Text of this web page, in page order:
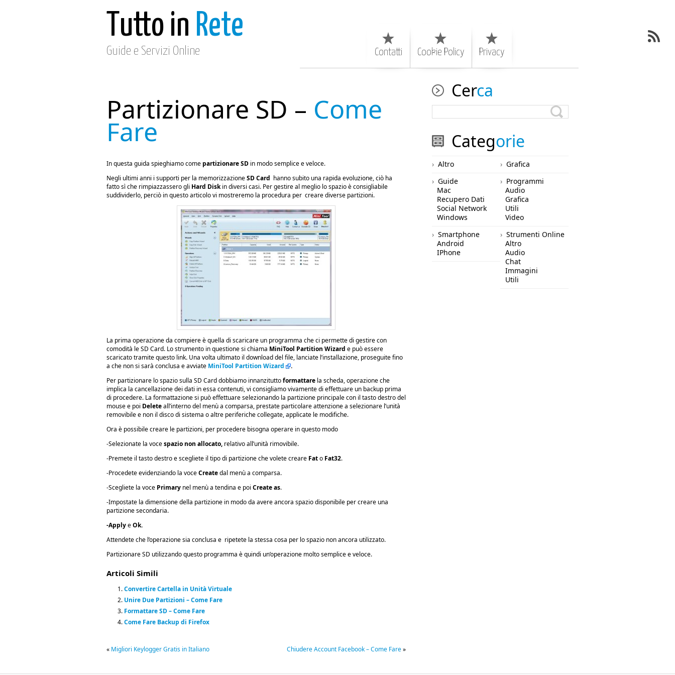
Tutto in Rete
Guide e Servizi Online Contatti Cookie Policy Privacy
Partizionare SD – Come
Fare
In questa guida spieghiamo come partizionare SD in modo semplice e veloce.
Negli ultimi anni i supporti per la memorizzazioneSD Card hanno subito una rapida evoluzione, ciò ha
fatto sì che rimpiazzassero gli Hard Diskin diversi casi. Per gestire al meglio lo spazio è consigliabile
suddividerlo, perciò in questo articolo vi mostreremo la procedura per creare diverse partizioni.
La prima operazione da compiere è quella di scaricare un programma che ci permette di gestire con
comodità le SD Card. Lo strumento in questione si chiama MiniTool Partition Wizard e può essere
scaricato tramite questo link. Una volta ultimato il download del file, lanciate l’installazione, proseguite fino
a che non si sarà conclusa e avviate MiniTool Partition Wizard
.
Per partizionare lo spazio sulla SD Card dobbiamo innanzituttoformattare la scheda, operazione che
implica la cancellazione dei dati in essa contenuti, vi consigliamo vivamente di effettuare un backup prima
di procedere. La formattazione si può effettuare selezionando la partizione principale con il tasto destro del
mouse e poi Deleteall’interno del menù a comparsa, prestate particolare attenzione a selezionare l’unità
removibile e non il disco di sistema o altre periferiche collegate, applicate le modifiche.
Ora è possibile creare le partizioni, per procedere bisogna operare in questo modo
-Selezionate la vocespazio non allocato, relativo all’unità rimovibile.
-Premete il tasto destro e scegliete il tipo di partizione che volete creare Fato Fat32.
-Procedete evidenziando la voceCreatedal menù a comparsa.
-Scegliete la voce Primary nel menù a tendina e poi Create as.
-Impostate la dimensione della partizione in modo da avere ancora spazio disponibile per creare una
partizione secondaria.
-ApplyeOk.
Attendete che l’operazione sia conclusa e ripetete la stessa cosa per lo spazio non ancora utilizzato.
Partizionare SD utilizzando questo programma è quindi un’operazione molto semplice e veloce.
Articoli Simili
Convertire Cartella in Unità Virtuale
Unire Due Partizioni – Come Fare
Formattare SD – Come Fare
Come Fare Backup di Firefox
« Migliori Keylogger Gratis in Italiano Chiudere Account Facebook – Come Fare»
Cerca
Categorie
Altro
Grafica
Guide
Mac
Recupero Dati
Social Network
Windows
Programmi
Audio
Grafica
Utili
Video
Smartphone
Android
IPhone
Strumenti Online
Altro
Audio
Chat
Immagini
Utili